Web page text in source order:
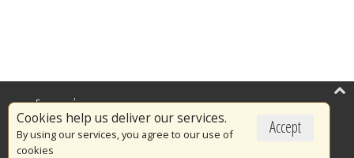
Accept
Cookies help us deliver our services.
By using our services, you agree to our use of
cookies
Επικαιρότητα
Το Πυροσβεστικό Σώμα